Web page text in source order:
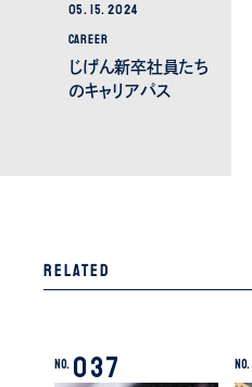
05. 15. 2024
CAREER
じげん新卒社員たち
のキャリアパス
Related
No. 037 No.